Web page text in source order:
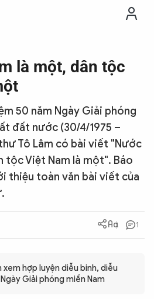
là một, dân tộc
50 năm Ngày Giải phóng
đất nước (30/4/1975 –
Tô Lâm có bài viết "Nước
tộc Việt Nam là một". Báo
thiệu toàn văn bài viết của
1
xem hợp luyện diễu binh, diễu
Giải phóng miền Nam